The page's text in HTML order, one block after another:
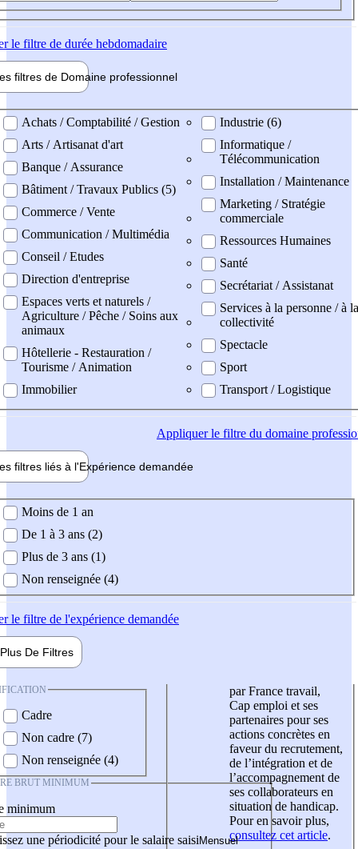
le filtre de durée hebdomadaire
filtres de Domaine professionnel
professionel
Achats / Comptabilité / Gestion
Arts / Artisanat d'art
Banque / Assurance
Bâtiment / Travaux Publics (5)
Commerce / Vente
Communication / Multimédia
Conseil / Etudes
Direction d'entreprise
Espaces verts et naturels /
Agriculture / Pêche / Soins aux
animaux
Hôtellerie - Restauration /
Tourisme / Animation
Immobilier
Industrie (6)
Informatique /
Télécommunication
Installation / Maintenance
Marketing / Stratégie
commerciale
Ressources Humaines
Santé
Secrétariat / Assistanat
Services à la personne / à la
collectivité
Spectacle
Sport
Transport / Logistique
Appliquerle filtre du domaine
filtres liés à l'Expérience demandée
demandée
Moins de 1 an
De 1 à 3 ans (2)
Plus de 3 ans (1)
Non renseignée (4)
le filtre de l'expérience demandée
Plus De Filtres
Cadre
Non cadre (7)
Non renseignée (4)
BRUT MINIMUM
minimum
une périodicité pour le salaire saisi
par France travail,
Cap emploi et ses
partenaires pour ses
actions concrètes en
faveur du recrutement,
de l’intégration et de
l’accompagnement de
ses collaborateurs en
situation de handicap.
Pour en savoir plus,
consultez cet article.